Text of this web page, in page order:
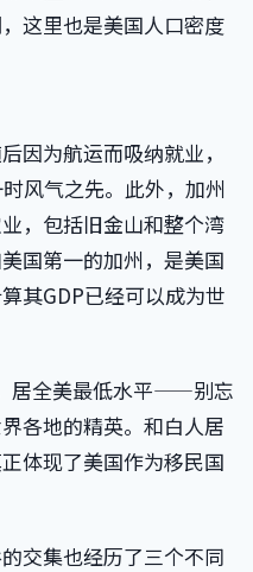
这里也是美国人口密度
因为航运而吸纳就业，
风气之先。此外，加州
，包括旧金山和整个湾
国第一的加州，是美国
其GDP已经可以成为世
居全美最低水平——别忘
各地的精英。和白人居
体现了美国作为移民国
交集也经历了三个不同